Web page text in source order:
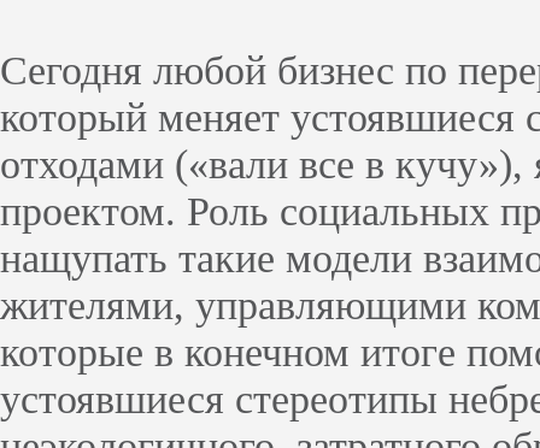
Сегодня любой бизнес по
который меняет устоявшиеся
отходами («вали все в
проектом. Роль социальных
нащупать такие модели
жителями, управляющими
которые в конечном итоге
устоявшиеся стереотипы